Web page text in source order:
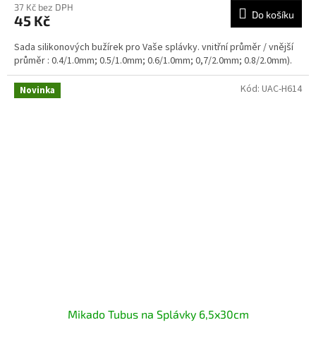
37 Kč bez DPH
45 Kč Do košíku
Sada silikonových bužírek pro Vaše splávky. vnitřní průměr / vnější
průměr : 0.4/1.0mm; 0.5/1.0mm; 0.6/1.0mm; 0,7/2.0mm; 0.8/2.0mm).
Novinka
Mikado Tubus na Splávky 6,5x30cm
Kód: UAC-H614